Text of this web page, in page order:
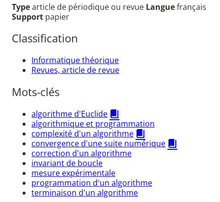
Typearticle de périodique ou revue Languefrançais
Support papier
Classification
Informatique théorique
Revues, article de revue
Mots-clés
algorithme d'Euclide
algorithmique et programmation
complexité d'un algorithme
convergence d'une suite numérique
correction d'un algorithme
invariant de boucle
mesure expérimentale
programmation d'un algorithme
terminaison d'un algorithme